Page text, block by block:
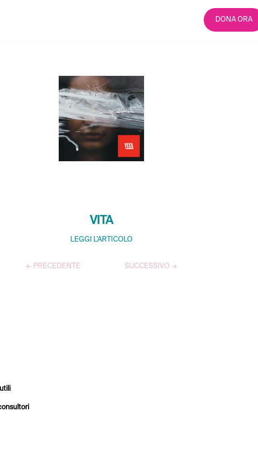
DONA ORA
VITA
LEGGI L’ARTICOLO
← PRECEDENTE SUCCESSIVO →